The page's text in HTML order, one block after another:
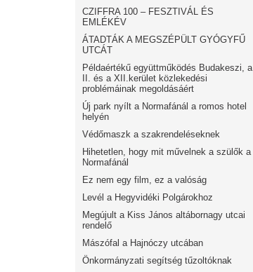
CZIFFRA 100 – FESZTIVÁL ÉS
EMLÉKÉV
ÁTADTÁK A MEGSZÉPÜLT GYÓGYFŰ
UTCÁT
Példaértékű együttműködés Budakeszi, a
II. és a XII.kerület közlekedési
problémáinak megoldásáért
Új park nyílt a Normafánál a romos hotel
helyén
Védőmaszk a szakrendeléseknek
Hihetetlen, hogy mit művelnek a szülők a
Normafánál
Ez nem egy film, ez a valóság
Levél a Hegyvidéki Polgárokhoz
Megújult a Kiss János altábornagy utcai
rendelő
Mászófal a Hajnóczy utcában
Önkormányzati segítség tűzoltóknak